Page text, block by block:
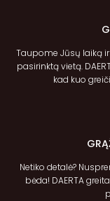
Taupome Jūsų laiką
pasirinktą vietą.
kad kuo
Netiko detalė?
bėda! DAERTA